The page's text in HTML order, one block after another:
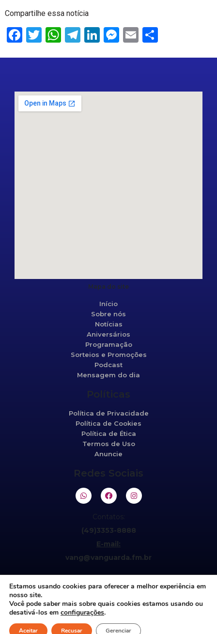
Compartilhe essa notícia
Facebook
Twitter
WhatsApp
Telegram
LinkedIn
Messenger
Email
Mapa do site
Início
Sobre nós
Notícias
Aniversários
Programação
Sorteios e Promoções
Podcast
Mensagem do dia
Políticas
Política de Privacidade
Política de Cookies
Política de Ética
Termos de Uso
Anuncie
Redes Sociais
Contatos:
(49)3353-8888
E-mail:
vang@vanguarda.fm.br
©2021 Vanguarda 95,5fm. Todos os direitos reservados.
Estamos usando cookies para oferecer a melhor experiência em
nosso site.
Você pode saber mais sobre quais cookies estamos usando ou
desativá-los em configurações.
Aceitar Recusar Gerenciar